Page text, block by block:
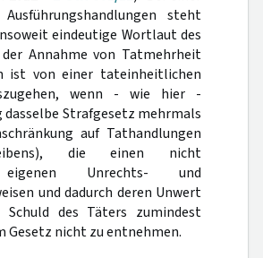
steht
eindeutige Wortlaut des
Annahme von Tatmehrheit
ist von einer tateinheitlichen
wenn - wie hier -
dasselbe Strafgesetz mehrmals
auf Tathandlungen
die einen nicht
eigenen Unrechts- und
und dadurch deren Unwert
des Täters zumindest
Gesetz nicht zu entnehmen.